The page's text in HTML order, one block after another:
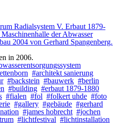
Radialsystem V. Erbaut 1879-
der Abwasser
2004 von Gerhard Spangenberg.
in 2006.
#architekt sanierung
#backstein #bauwerk #berlin
#building #erbaut 1879-1880
#fialen #fol #folkert uhde #foto
#gallery #gebäude #gerhard
#james hobrecht #jochen
#lichtfestival #lichtinstallation